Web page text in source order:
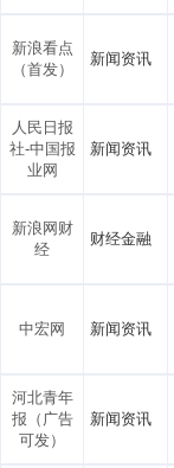
新浪看点
（首发）
新闻资讯
人民日报
社-中国报
业网
新闻资讯
新浪网财
经
财经金融
中宏网 新闻资讯
河北青年
报（广告
可发）
新闻资讯